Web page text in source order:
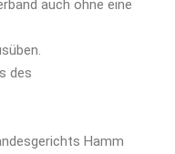
auch ohne eine
des
Hamm